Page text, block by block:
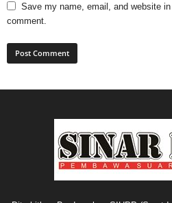
Save my name, email, and website
comment.